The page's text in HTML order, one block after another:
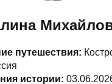
путешествия:
истории: